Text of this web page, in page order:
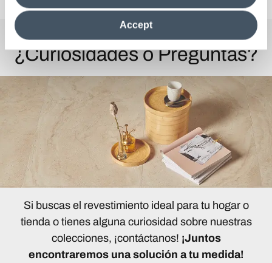
clicking on "Reject", it will be possible tocontinue browsing
the site after installing only technical cookies. For more
information see the
Cookie Policy
Accept
¿Curiosidades o Preguntas?
Si buscas el revestimiento ideal para tu hogar o
tienda o tienes alguna curiosidad sobre nuestras
colecciones, ¡contáctanos! ¡Juntos
encontraremos una solución a tu medida!